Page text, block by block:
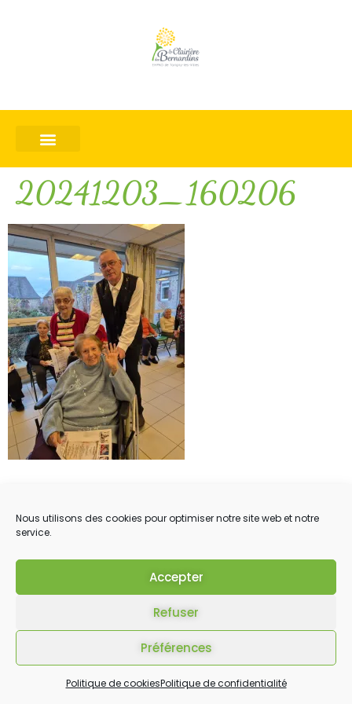
Nous utilisons des cookies pour optimiser notre site web et notre
service.
Accepter
Refuser
Préférences
Politique de cookiesPolitique de confidentialité
20241203_160206